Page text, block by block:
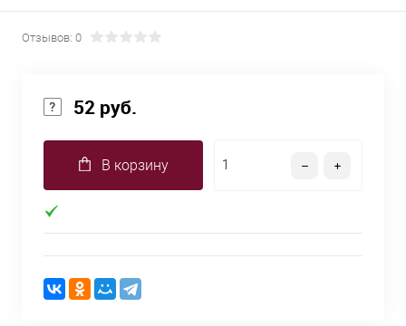
Отзывов: 0
52 руб.
В корзину